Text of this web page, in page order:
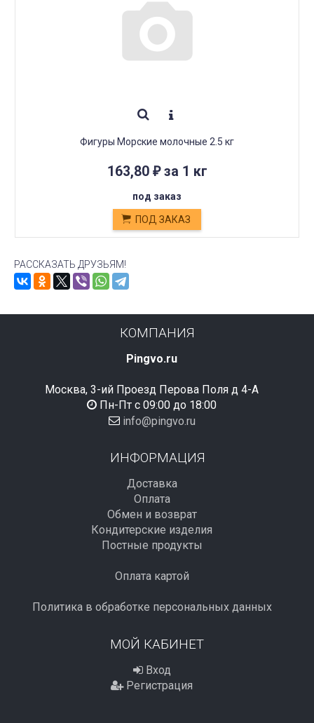
Фигуры Морские молочные 2.5 кг
163,80 ₽за 1 кг
под заказ
ПОД ЗАКАЗ
РАССКАЗАТЬ ДРУЗЬЯМ!
КОМПАНИЯ
Pingvo.ru
Москва, 3-ий Проезд Перова Поля д 4-А
Пн-Пт с 09:00 до 18:00
info@pingvo.ru
ИНФОРМАЦИЯ
Доставка
Оплата
Обмен и возврат
Кондитерские изделия
Постные продукты
Оплата картой
Политика в обработке персональных данных
МОЙ КАБИНЕТ
Вход
Регистрация